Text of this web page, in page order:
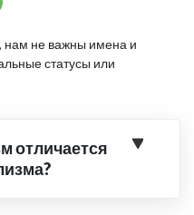
нам не важны имена и
статусы или
отличается